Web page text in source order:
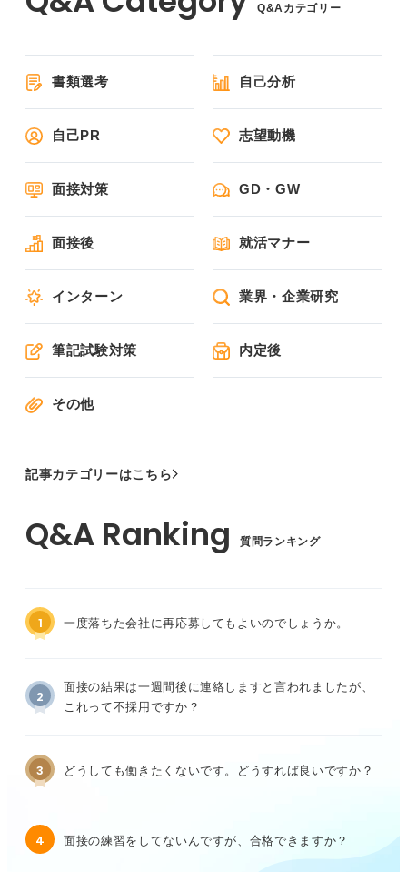
Q&Aカテゴリー
書類選考 自己分析
自己PR 志望動機
面接対策 GD・GW
面接後 就活マナー
インターン 業界・企業研究
筆記試験対策 内定後
その他
記事カテゴリーはこちら
質問ランキング
1 一度落ちた会社に再応募してもよいのでしょうか。
2
面接の結果は一週間後に連絡しますと言われましたが、
これって不採用ですか？
3 どうしても働きたくないです。どうすれば良いですか？
4 面接の練習をしてないんですが、合格できますか？